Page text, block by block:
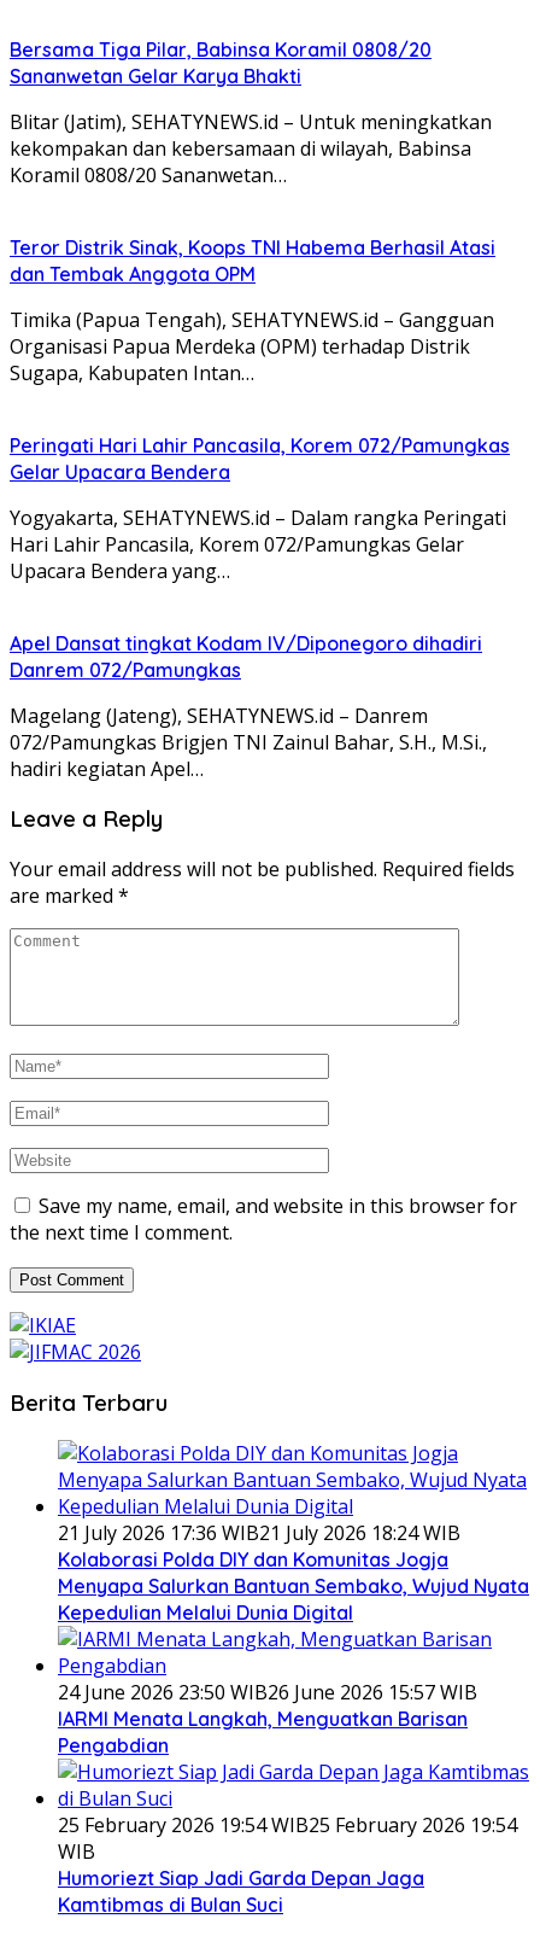
Bersama Tiga Pilar, Babinsa Koramil 0808/20
Sananwetan Gelar Karya Bhakti
Blitar (Jatim), SEHATYNEWS.id – Untuk meningkatkan
kekompakan dan kebersamaan di wilayah, Babinsa
Koramil 0808/20 Sananwetan…
Teror Distrik Sinak, Koops TNI Habema Berhasil Atasi
dan Tembak Anggota OPM
Timika (Papua Tengah), SEHATYNEWS.id – Gangguan
Organisasi Papua Merdeka (OPM) terhadap Distrik
Sugapa, Kabupaten Intan…
Peringati Hari Lahir Pancasila, Korem 072/Pamungkas
Gelar Upacara Bendera
Yogyakarta, SEHATYNEWS.id – Dalam rangka Peringati
Hari Lahir Pancasila, Korem 072/Pamungkas Gelar
Upacara Bendera yang…
Apel Dansat tingkat Kodam lV/Diponegoro dihadiri
Danrem 072/Pamungkas
Magelang (Jateng), SEHATYNEWS.id – Danrem
072/Pamungkas Brigjen TNI Zainul Bahar, S.H., M.Si.,
hadiri kegiatan Apel…
Leave a Reply
Your email address will not be published. Required fields
are marked *
Save my name, email, and website in this browser for
the next time I comment.
Berita Terbaru
21 July 2026 17:36 WIB21 July 2026 18:24 WIB
Kolaborasi Polda DIY dan Komunitas Jogja
Menyapa Salurkan Bantuan Sembako, Wujud Nyata
Kepedulian Melalui Dunia Digital
24 June 2026 23:50 WIB26 June 2026 15:57 WIB
IARMI Menata Langkah, Menguatkan Barisan
Pengabdian
25 February 2026 19:54 WIB25 February 2026 19:54
WIB
Humoriezt Siap Jadi Garda Depan Jaga
Kamtibmas di Bulan Suci